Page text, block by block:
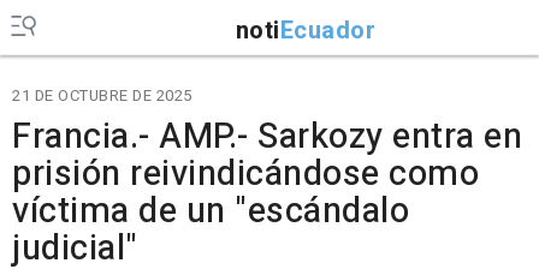
notiEcuador
21 DE OCTUBRE DE 2025
Francia.- AMP.- Sarkozy entra en
prisión reivindicándose como
víctima de un "escándalo
judicial"